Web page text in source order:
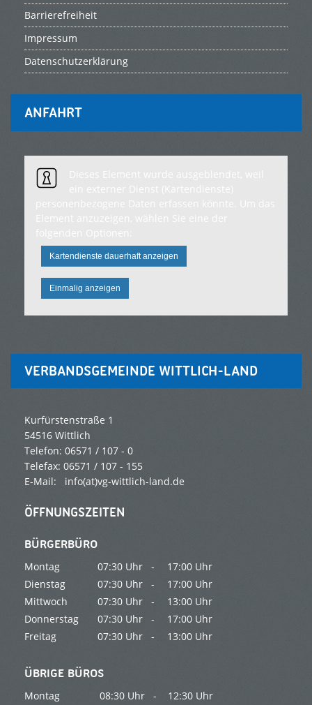
Barrierefreiheit
Impressum
Datenschutzerklärung
ANFAHRT
Kartendienste dauerhaft anzeigen
Einmalig anzeigen
VERBANDSGEMEINDE WITTLICH-LAND
Kurfürstenstraße 1
54516 Wittlich
Telefon: 06571 / 107 - 0
Telefax: 06571 / 107 - 155
E-Mail: info(at)vg-wittlich-land.de
ÖFFNUNGSZEITEN
BÜRGERBÜRO
Montag 07:30 Uhr -
17:00 Uhr
Dienstag
07:30 Uhr -
17:00 Uhr
Mittwoch
07:30 Uhr -
13:00 Uhr
Donnerstag
07:30 Uhr -
17:00 Uhr
Freitag
07:30 Uhr - 13:00 Uhr
ÜBRIGE BÜROS
Montag 08:30 Uhr -
12:30 Uhr